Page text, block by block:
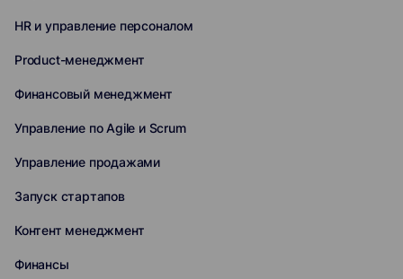
HR и управление персоналом
Product-менеджмент
Финансовый менеджмент
Управление по Agile и Scrum
Управление продажами
Запуск стартапов
Контент менеджмент
Финансы